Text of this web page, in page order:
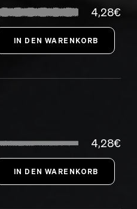
4,28€
4,28€